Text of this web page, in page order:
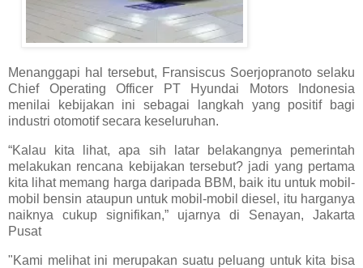
Menanggapi hal tersebut, Fransiscus Soerjopranoto selaku
Chief Operating Officer PT Hyundai Motors Indonesia
menilai kebijakan ini sebagai langkah yang positif bagi
industri otomotif secara keseluruhan.
“Kalau kita lihat, apa sih latar belakangnya pemerintah
melakukan rencana kebijakan tersebut? jadi yang pertama
kita lihat memang harga daripada BBM, baik itu untuk mobil-
mobil bensin ataupun untuk mobil-mobil diesel, itu harganya
naiknya cukup signifikan,” ujarnya di Senayan, Jakarta
Pusat
"Kami melihat ini merupakan suatu peluang untuk kita bisa